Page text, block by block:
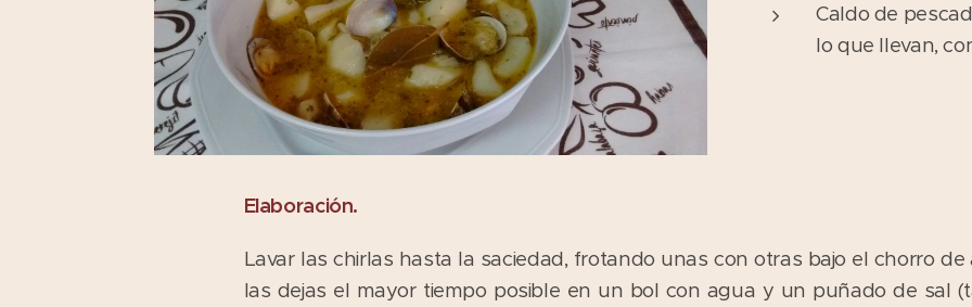
Caldo de
lo que llevan,
Elaboración.
Lavar las chirlas hasta la saciedad, frotando unas con otras bajo el chorro
las dejas el mayor tiempo posible en un bol con agua y un puñado de sal